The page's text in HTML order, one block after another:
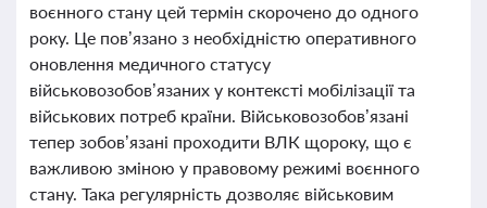
воєнного стану цей термін скорочено до одного
року. Це пов’язано з необхідністю оперативного
оновлення медичного статусу
військовозобов’язаних у контексті мобілізації та
військових потреб країни. Військовозобов’язані
тепер зобов’язані проходити ВЛК щороку, що є
важливою зміною у правовому режимі воєнного
стану. Така регулярність дозволяє військовим